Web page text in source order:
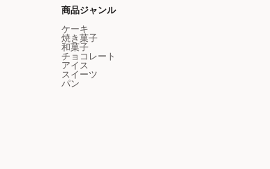
商品ジャンル
ケーキ
焼き菓子
和菓子
チョコレート
アイス
スイーツ
パン